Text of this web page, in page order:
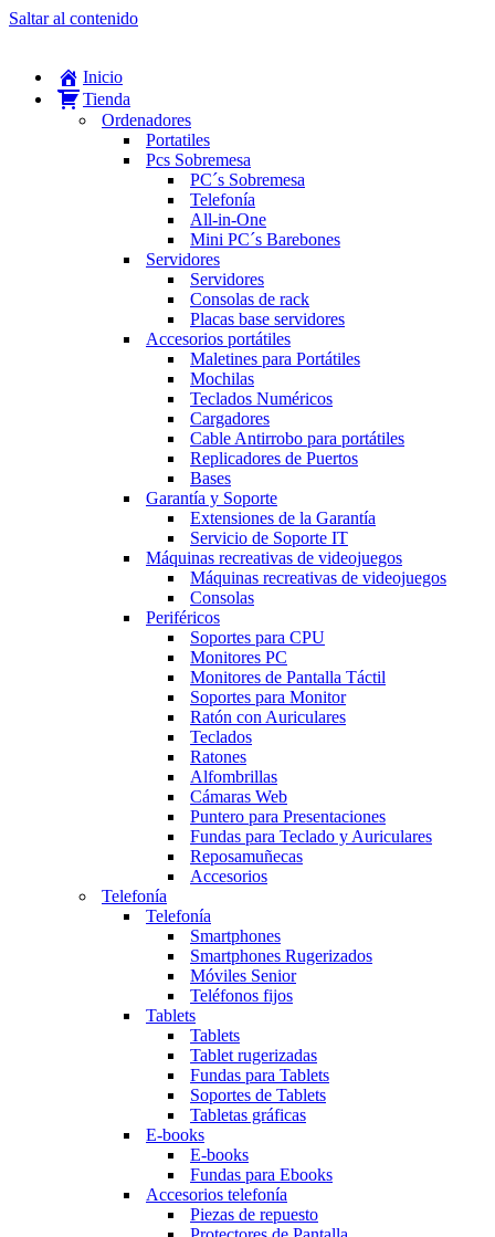
Saltar al contenido
Inicio
Tienda
Ordenadores
Portatiles
Pcs Sobremesa
PC´s Sobremesa
Telefonía
All-in-One
Mini PC´s Barebones
Servidores
Servidores
Consolas de rack
Placas base servidores
Accesorios portátiles
Maletines para Portátiles
Mochilas
Teclados Numéricos
Cargadores
Cable Antirrobo para portátiles
Replicadores de Puertos
Bases
Garantía y Soporte
Extensiones de la Garantía
Servicio de Soporte IT
Máquinas recreativas de videojuegos
Máquinas recreativas de videojuegos
Consolas
Periféricos
Soportes para CPU
Monitores PC
Monitores de Pantalla Táctil
Soportes para Monitor
Ratón con Auriculares
Teclados
Ratones
Alfombrillas
Cámaras Web
Puntero para Presentaciones
Fundas para Teclado y Auriculares
Reposamuñecas
Accesorios
Telefonía
Telefonía
Smartphones
Smartphones Rugerizados
Móviles Senior
Teléfonos fijos
Tablets
Tablets
Tablet rugerizadas
Fundas para Tablets
Soportes de Tablets
Tabletas gráficas
E-books
E-books
Fundas para Ebooks
Accesorios telefonía
Piezas de repuesto